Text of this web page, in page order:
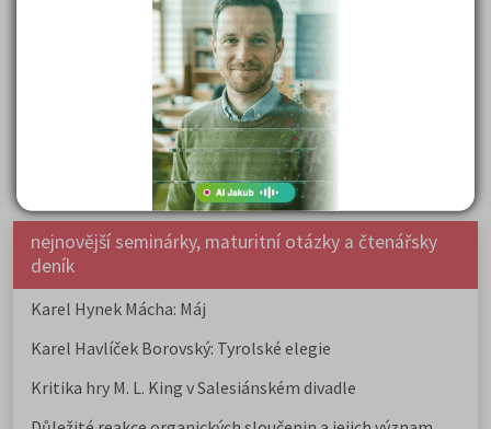
Samostudium vs. přípravný kurz: Co opravdu funguje u
přijímaček na VŠ?
Prestiž a vnímání oborů ve společnosti
Rozcestník po maturitě: VŠ, VOŠ, práce, gap year i další
Jak se dostat na nejžádanější obory vysokých škol
nejnovější seminárky, maturitní otázky a čtenářsky
deník
Karel Hynek Mácha: Máj
Karel Havlíček Borovský: Tyrolské elegie
Kritika hry M. L. King v Salesiánském divadle